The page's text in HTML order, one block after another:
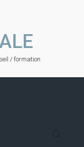
/ formation